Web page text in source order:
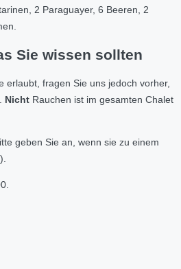
2 Paraguayer, 6 Beeren, 2
Sie wissen sollten
erlaubt, fragen Sie uns jedoch vorher,
Nicht Rauchen ist im gesamten Chalet
geben Sie an, wenn sie zu einem